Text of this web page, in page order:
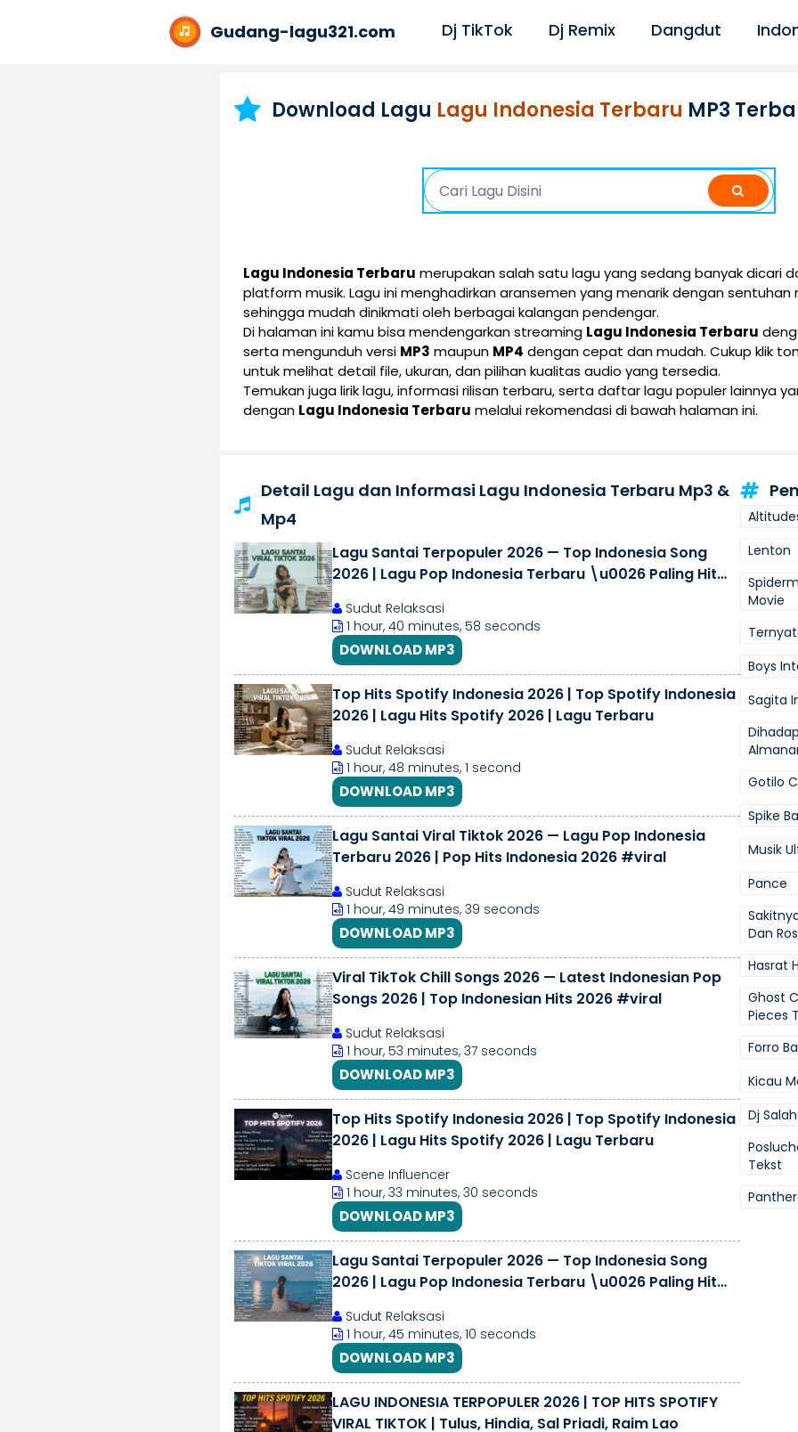
Gudang-lagu321.com Dj TikTok Dj Remix Dangdut
Download Lagu Lagu Indonesia Terbaru MP3
Lagu Indonesia Terbaru merupakan salah satu lagu yang sedang banyak dicari
platform musik. Lagu ini menghadirkan aransemen yang menarik dengan sentuhan
sehingga mudah dinikmati oleh berbagai kalangan pendengar.
Di halaman ini kamu bisa mendengarkan streaming Lagu Indonesia Terbaru
serta mengunduh versi MP3 maupun MP4 dengan cepat dan mudah. Cukup klik
untuk melihat detail file, ukuran, dan pilihan kualitas audio yang tersedia.
Temukan juga lirik lagu, informasi rilisan terbaru, serta daftar lagu populer lainnya
dengan Lagu Indonesia Terbaru melalui rekomendasi di bawah halaman ini.
Detail Lagu dan Informasi Lagu Indonesia Terbaru Mp3 &
Mp4
Lagu Santai Terpopuler 2026 — Top Indonesia Song
2026 | Lagu Pop Indonesia Terbaru \u0026 Paling Hit
Sudut Relaksasi
1 hour, 40 minutes, 58 seconds
DOWNLOAD MP3
Top Hits Spotify Indonesia 2026 | Top Spotify Indonesia
2026 | Lagu Hits Spotify 2026 | Lagu Terbaru
Sudut Relaksasi
1 hour, 48 minutes, 1 second
DOWNLOAD MP3
Lagu Santai Viral Tiktok 2026 — Lagu Pop Indonesia
Terbaru 2026 | Pop Hits Indonesia 2026 #viral
Sudut Relaksasi
1 hour, 49 minutes, 39 seconds
DOWNLOAD MP3
Viral TikTok Chill Songs 2026 — Latest Indonesian Pop
Songs 2026 | Top Indonesian Hits 2026 #viral
Sudut Relaksasi
1 hour, 53 minutes, 37 seconds
DOWNLOAD MP3
Top Hits Spotify Indonesia 2026 | Top Spotify Indonesia
2026 | Lagu Hits Spotify 2026 | Lagu Terbaru
Scene Influencer
1 hour, 33 minutes, 30 seconds
DOWNLOAD MP3
Lagu Santai Terpopuler 2026 — Top Indonesia Song
2026 | Lagu Pop Indonesia Terbaru \u0026 Paling Hit
Sudut Relaksasi
1 hour, 45 minutes, 10 seconds
DOWNLOAD MP3
LAGU INDONESIA TERPOPULER 2026 | TOP HITS SPOTIFY
VIRAL TIKTOK | Tulus, Hindia, Sal Priadi, Raim Lao
Lenton
Movie
Boys
Sagita
Gotilo
Spike
Musik
Pance
Dan
Hasrat
Ghost
Pieces
Forro
Kicau
Dj
Tekst